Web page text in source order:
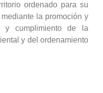
ordenado para su
la promoción y
y cumplimiento de la
y del ordenamiento